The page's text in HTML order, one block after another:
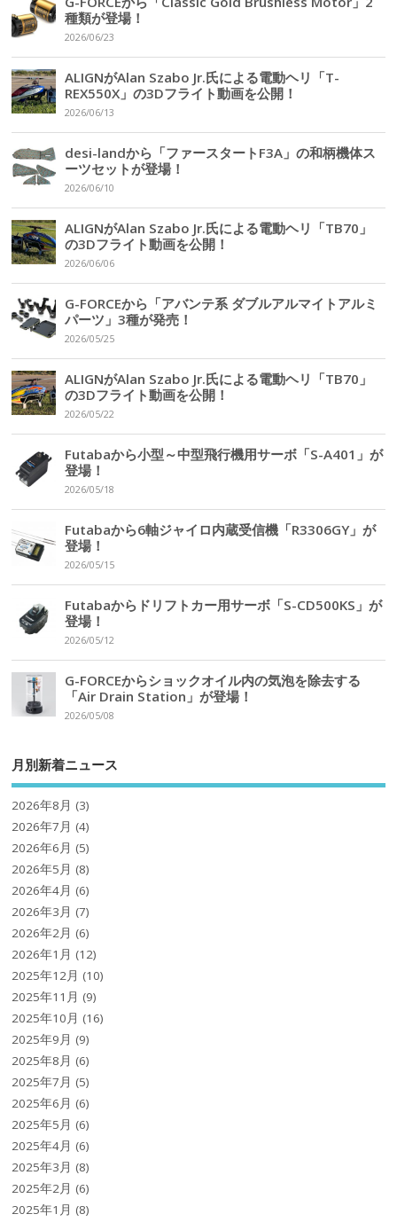
種類が登場！
2026/06/23
ALIGNがAlan Szabo Jr.氏による電動ヘリ「T-
REX550X」の3Dフライト動画を公開！
2026/06/13
desi-landから「ファースタートF3A」の和柄機体ス
ーツセットが登場！
2026/06/10
ALIGNがAlan Szabo Jr.氏による電動ヘリ「TB70」
の3Dフライト動画を公開！
2026/06/06
G-FORCEから「アバンテ系 ダブルアルマイトアルミ
パーツ」3種が発売！
2026/05/25
ALIGNがAlan Szabo Jr.氏による電動ヘリ「TB70」
の3Dフライト動画を公開！
2026/05/22
Futabaから小型～中型飛行機用サーボ「S-A401」が
登場！
2026/05/18
Futabaから6軸ジャイロ内蔵受信機「R3306GY」が
登場！
2026/05/15
Futabaからドリフトカー用サーボ「S-CD500KS」が
登場！
2026/05/12
G-FORCEからショックオイル内の気泡を除去する
「Air Drain Station」が登場！
2026/05/08
月別新着ニュース
2026年8月 (3)
2026年7月 (4)
2026年6月 (5)
2026年5月 (8)
2026年4月 (6)
2026年3月 (7)
2026年2月 (6)
2026年1月 (12)
2025年12月 (10)
2025年11月 (9)
2025年10月 (16)
2025年9月 (9)
2025年8月 (6)
2025年7月 (5)
2025年6月 (6)
2025年5月 (6)
2025年4月 (6)
2025年3月 (8)
2025年2月 (6)
2025年1月 (8)